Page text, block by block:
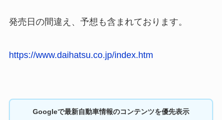
発売日の間違え、予想も含まれております。
https://www.daihatsu.co.jp/index.htm
Googleで最新自動車情報のコンテンツを優先表示